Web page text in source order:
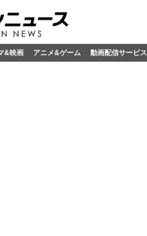
&映画 アニメ&ゲーム 動画配信サービス